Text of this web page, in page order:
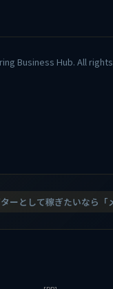
Business Hub. All
ーとして稼ぎたいなら「